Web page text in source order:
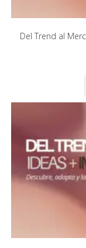
Del Trend al